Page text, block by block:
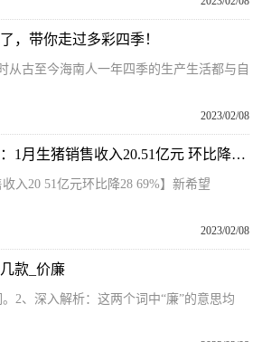
，带你走过多彩四季！
从古至今海南人一年四季的生产生活都与自
2023/02/08
全球观天下！新希望：1月生猪销售收入20.51亿元 环比降28.69%
入20 51亿元环比降28 69%】新希望
2023/02/08
款_价廉
2、深入解析：这两个词中“廉”的意思均